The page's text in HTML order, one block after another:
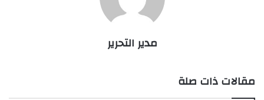
مدير التحرير
مقالات ذات صلة